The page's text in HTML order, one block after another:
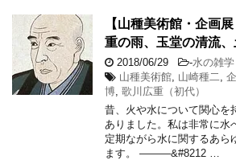
【山種美術館・企画
重の雨、玉堂の清流
2018/06/29 -水の雑学
山種美術館 山崎種二
博 歌川広重（初代）
昔、火や水について関心を
ありました。私は非常に水
定期ながら水に関するあら
ます。 ———&#8212 …